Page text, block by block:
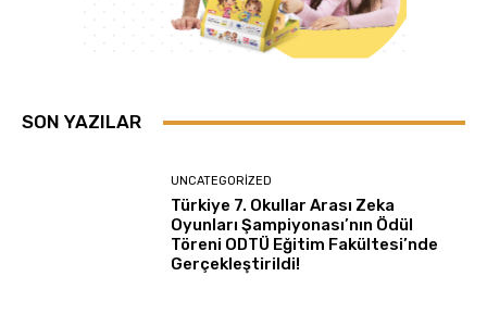
SON YAZILAR
UNCATEGORIZED
Türkiye 7. Okullar Arası Zeka
Oyunları Şampiyonası’nın Ödül
Töreni ODTÜ Eğitim Fakültesi’nde
Gerçekleştirildi!